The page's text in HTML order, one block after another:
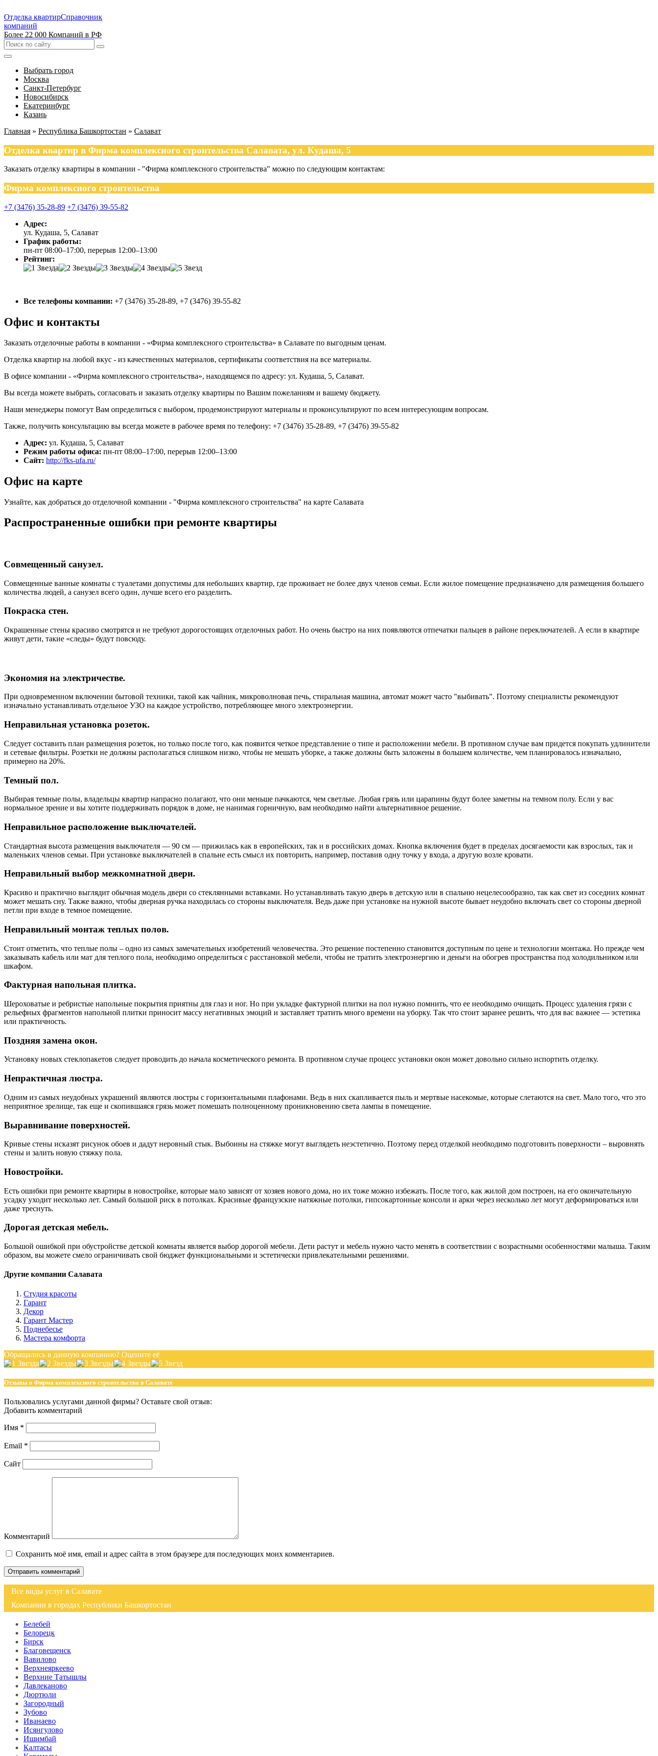
Отделка квартирСправочник
компаний
Более 22 000 Компаний в РФ
Выбрать город
Москва
Санкт-Петербург
Новосибирск
Екатеринбург
Казань
Главная » Республика Башкортостан » Салават
Отделка квартир в Фирма комплексного строительства Салавата, ул. Кудаша, 5
Заказать отделку квартиры в компании - "Фирма комплексного строительства" можно по следующим контактам:
Фирма комплексного строительства
+7 (3476) 35-28-89 +7 (3476) 39-55-82
Адрес:
ул. Кудаша, 5, Салават
График работы:
пн-пт 08:00–17:00, перерыв 12:00–13:00
Рейтинг:
Все телефоны компании: +7 (3476) 35-28-89, +7 (3476) 39-55-82
Офис и контакты
Заказать отделочные работы в компании - «Фирма комплексного строительства» в Салавате по выгодным ценам.
Отделка квартир на любой вкус - из качественных материалов, сертификаты соответствия на все материалы.
В офисе компании - «Фирма комплексного строительства», находящемся по адресу: ул. Кудаша, 5, Салават.
Вы всегда можете выбрать, согласовать и заказать отделку квартиры по Вашим пожеланиям и вашему бюджету.
Наши менеджеры помогут Вам определиться с выбором, продемонстрируют материалы и проконсультируют по всем интересующим вопросам.
Также, получить консультацию вы всегда можете в рабочее время по телефону: +7 (3476) 35-28-89, +7 (3476) 39-55-82
Адрес: ул. Кудаша, 5, Салават
Режим работы офиса: пн-пт 08:00–17:00, перерыв 12:00–13:00
Сайт: http://fks-ufa.ru/
Офис на карте
Узнайте, как добраться до отделочной компании - "Фирма комплексного строительства" на карте Салавата
Распространенные ошибки при ремонте квартиры
Совмещенный санузел.
Совмещенные ванные комнаты с туалетами допустимы для небольших квартир, где проживает не более двух членов семьи. Если жилое помещение предназначено для размещения большего
количества людей, а санузел всего один, лучше всего его разделить.
Покраска стен.
Окрашенные стены красиво смотрятся и не требуют дорогостоящих отделочных работ. Но очень быстро на них появляются отпечатки пальцев в районе переключателей. А если в квартире
живут дети, такие «следы» будут повсюду.
Экономия на электричестве.
При одновременном включении бытовой техники, такой как чайник, микроволновая печь, стиральная машина, автомат может часто "выбивать". Поэтому специалисты рекомендуют
изначально устанавливать отдельное УЗО на каждое устройство, потребляющее много электроэнергии.
Неправильная установка розеток.
Следует составить план размещения розеток, но только после того, как появится четкое представление о типе и расположении мебели. В противном случае вам придется покупать удлинители
и сетевые фильтры. Розетки не должны располагаться слишком низко, чтобы не мешать уборке, а также должны быть заложены в большем количестве, чем планировалось изначально,
примерно на 20%.
Темный пол.
Выбирая темные полы, владельцы квартир напрасно полагают, что они меньше пачкаются, чем светлые. Любая грязь или царапины будут более заметны на темном полу. Если у вас
нормальное зрение и вы хотите поддерживать порядок в доме, не нанимая горничную, вам необходимо найти альтернативное решение.
Неправильное расположение выключателей.
Стандартная высота размещения выключателя — 90 см — прижилась как в европейских, так и в российских домах. Кнопка включения будет в пределах досягаемости как взрослых, так и
маленьких членов семьи. При установке выключателей в спальне есть смысл их повторить, например, поставив одну точку у входа, а другую возле кровати.
Неправильный выбор межкомнатной двери.
Красиво и практично выглядит обычная модель двери со стеклянными вставками. Но устанавливать такую ​​дверь в детскую или в спальню нецелесообразно, так как свет из соседних комнат
может мешать сну. Также важно, чтобы дверная ручка находилась со стороны выключателя. Ведь даже при установке на нужной высоте бывает неудобно включать свет со стороны дверной
петли при входе в темное помещение.
Неправильный монтаж теплых полов.
Стоит отметить, что теплые полы – одно из самых замечательных изобретений человечества. Это решение постепенно становится доступным по цене и технологии монтажа. Но прежде чем
заказывать кабель или мат для теплого пола, необходимо определиться с расстановкой мебели, чтобы не тратить электроэнергию и деньги на обогрев пространства под холодильником или
шкафом.
Фактурная напольная плитка.
Шероховатые и ребристые напольные покрытия приятны для глаз и ног. Но при укладке фактурной плитки на пол нужно помнить, что ее необходимо очищать. Процесс удаления грязи с
рельефных фрагментов напольной плитки приносит массу негативных эмоций и заставляет тратить много времени на уборку. Так что стоит заранее решить, что для вас важнее — эстетика
или практичность.
Поздняя замена окон.
Установку новых стеклопакетов следует проводить до начала косметического ремонта. В противном случае процесс установки окон может довольно сильно испортить отделку.
Непрактичная люстра.
Одним из самых неудобных украшений являются люстры с горизонтальными плафонами. Ведь в них скапливается пыль и мертвые насекомые, которые слетаются на свет. Мало того, что это
неприятное зрелище, так еще и скопившаяся грязь может помешать полноценному проникновению света лампы в помещение.
Выравнивание поверхностей.
Кривые стены исказят рисунок обоев и дадут неровный стык. Выбоины на стяжке могут выглядеть неэстетично. Поэтому перед отделкой необходимо подготовить поверхности – выровнять
стены и залить новую стяжку пола.
Новостройки.
Есть ошибки при ремонте квартиры в новостройке, которые мало зависят от хозяев нового дома, но их тоже можно избежать. После того, как жилой дом построен, на его окончательную
усадку уходит несколько лет. Самый большой риск в потолках. Красивые французские натяжные потолки, гипсокартонные консоли и арки через несколько лет могут деформироваться или
даже треснуть.
Дорогая детская мебель.
Большой ошибкой при обустройстве детской комнаты является выбор дорогой мебели. Дети растут и мебель нужно часто менять в соответствии с возрастными особенностями малыша. Таким
образом, вы можете смело ограничивать свой бюджет функциональными и эстетически привлекательными решениями.
Другие компании Салавата
Студия красоты
Гарант
Декор
Гарант Мастер
Поднебесье
Мастера комфорта
Обращались в данную компанию? Оцените её
Отзывы о Фирма комплексного строительства в Салавате
Пользовались услугами данной фирмы? Оставьте свой отзыв:
Добавить комментарий
Имя *
Email *
Сайт
Комментарий
Сохранить моё имя, email и адрес сайта в этом браузере для последующих моих комментариев.
Все виды услуг в Салавате
Компании в городах Республики Башкортостан
Белебей
Белорецк
Бирск
Благовещенск
Вавилово
Верхнеяркеево
Верхние Татышлы
Давлеканово
Дюртюли
Загородный
Зубово
Иванаево
Исянгулово
Ишимбай
Калтасы